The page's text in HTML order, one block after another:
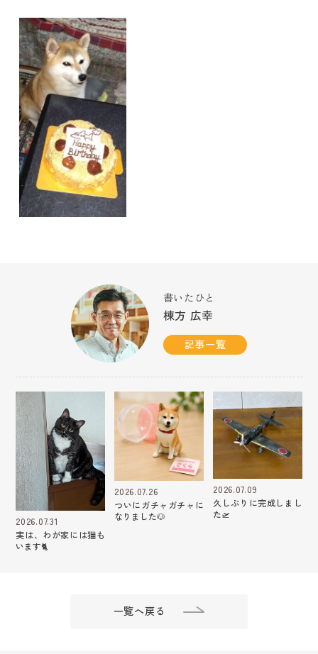
書いたひと
棟方 広幸
記事一覧
2026.07.31
実は、わが家には猫も
います🐈
2026.07.26
ついにガチャガチャに
なりました🐶
2026.07.09
久しぶりに完成しまし
た🛫
一覧へ戻る